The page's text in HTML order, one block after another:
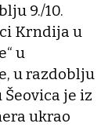
9./10.
Krndija u
u
u razdoblju
Šeovica je iz
ukrao